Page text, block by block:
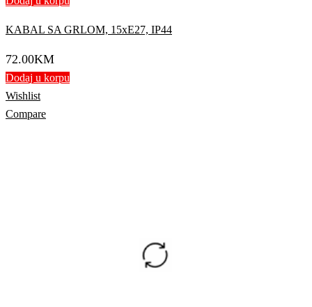
KABAL SA GRLOM, 15xE27, IP44
72.00KM
Dodaj u korpu
Wishlist
Compare